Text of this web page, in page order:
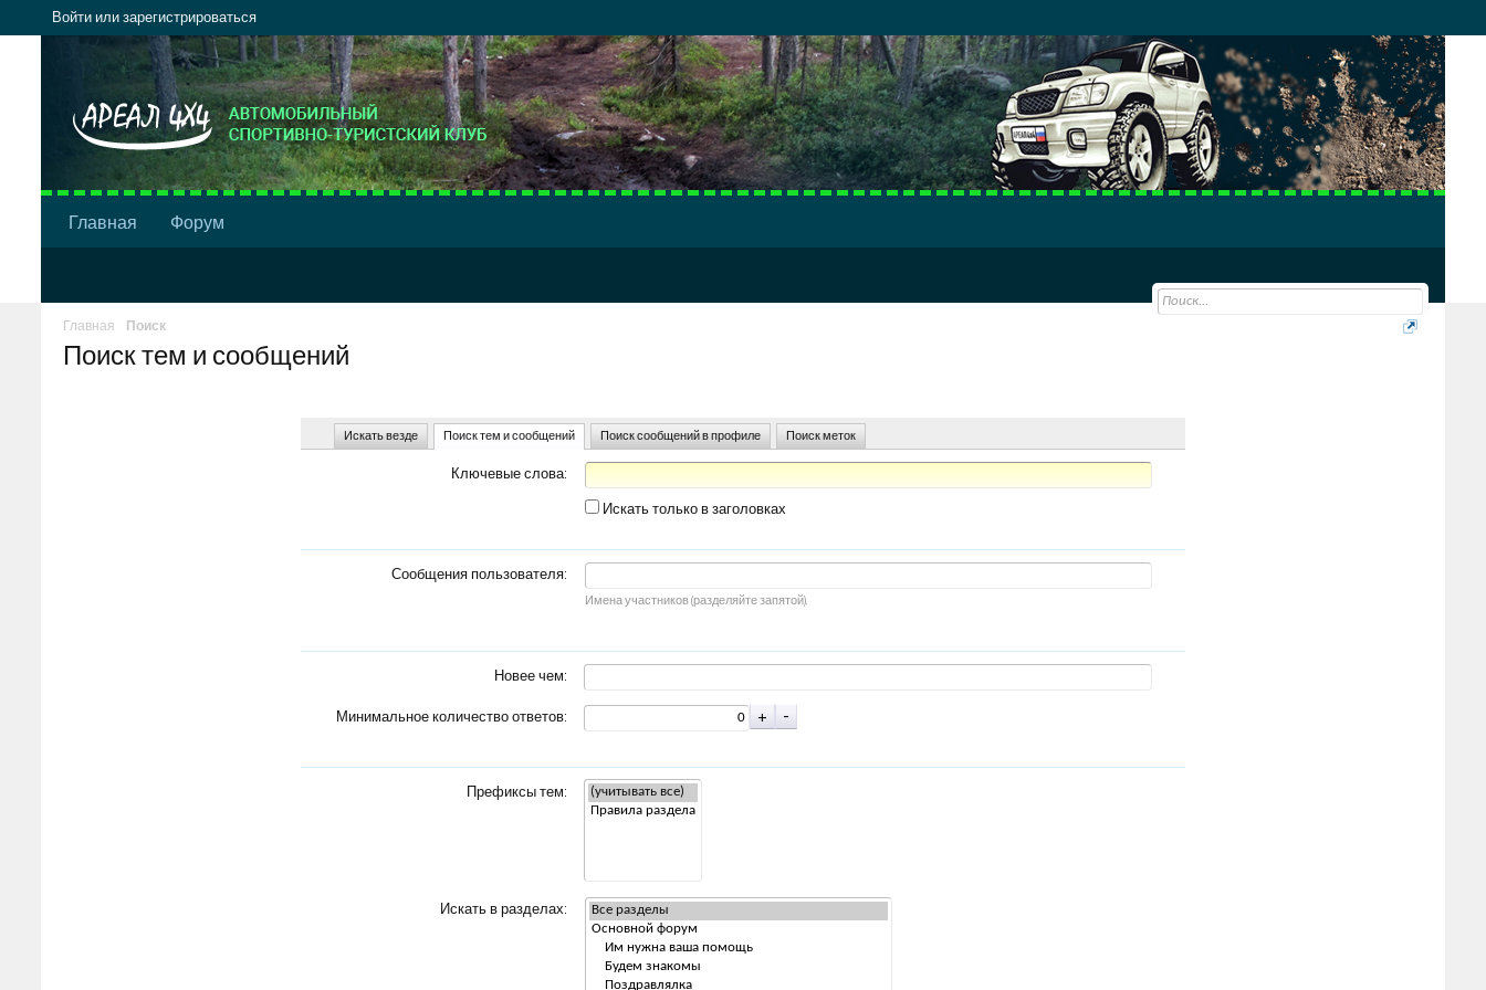
Войти или зарегистрироваться
Главная Поиск
Поиск тем и сообщений
Искать везде Поиск тем и сообщений Поиск сообщений в профиле Поиск меток
Ключевые слова:
Искать только в заголовках
Сообщения пользователя:
Имена участников (разделяйте запятой).
Новее чем:
Минимальное количество ответов:
Префиксы тем:
Искать в разделах:
Главная Форум